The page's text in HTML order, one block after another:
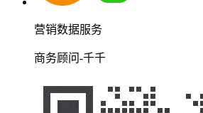
营销数据服务
商务顾问-千千